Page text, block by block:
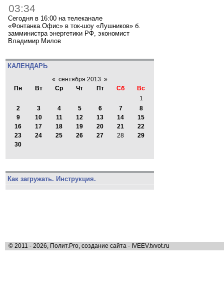
03:34
Сегодня в 16:00 на телеканале
«Фонтанка.Офис» в ток-шоу «Лушников» б.
замминистра энергетики РФ, экономист
Владимир Милов
КАЛЕНДАРЬ
« сентября 2013 »
Пн
Вт Ср Чт Пт Сб
Вс
1
2
3 4 5 6 7
8
9
10 11 12 13 14
15
16
17 18 19 20 21
22
23
24 25 26 27 28
29
30
Как загружать. Инструкция.
© 2011 - 2026, Полит.Pro, создание сайта - IVEEV.tvvot.ru